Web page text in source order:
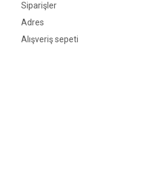
Siparişler
Adres
Alışveriş sepeti